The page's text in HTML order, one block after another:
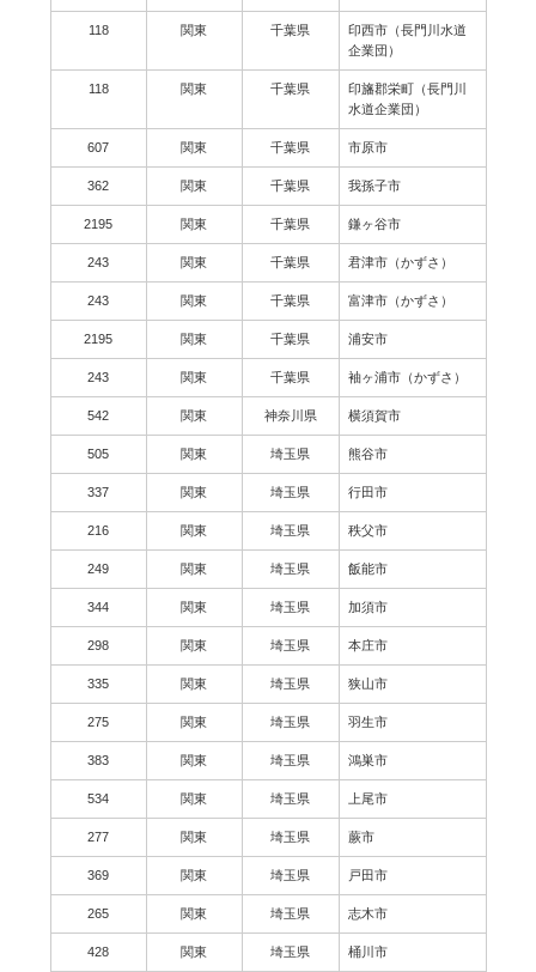
118 関東 千葉県
印西市（長門川水道
企業団）
118 関東 千葉県
印旛郡栄町（長門川
水道企業団）
607 関東 千葉県 市原市
362 関東 千葉県 我孫子市
2195 関東 千葉県 鎌ヶ谷市
243 関東 千葉県 君津市（かずさ）
243 関東 千葉県 富津市（かずさ）
2195 関東 千葉県 浦安市
243 関東 千葉県 袖ヶ浦市（かずさ）
542 関東 神奈川県 横須賀市
505 関東 埼玉県 熊谷市
337 関東 埼玉県 行田市
216 関東 埼玉県 秩父市
249 関東 埼玉県 飯能市
344 関東 埼玉県 加須市
298 関東 埼玉県 本庄市
335 関東 埼玉県 狭山市
275 関東 埼玉県 羽生市
383 関東 埼玉県 鴻巣市
534 関東 埼玉県 上尾市
277 関東 埼玉県 蕨市
369 関東 埼玉県 戸田市
265 関東 埼玉県 志木市
428 関東 埼玉県 桶川市